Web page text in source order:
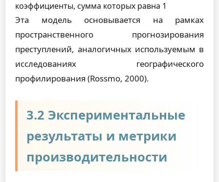
коэффициенты, сумма которых равна 1
Эта модель основывается на рамках
пространственного прогнозирования
преступлений, аналогичных используемым в
исследованиях географического
профилирования (Rossmo, 2000).
3.2 Экспериментальные
результаты и метрики
производительности